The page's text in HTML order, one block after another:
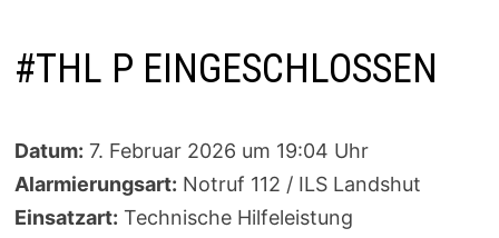
#THL P EINGESCHLOSSEN
Datum: 7. Februar 2026 um 19:04 Uhr
Alarmierungsart: Notruf 112 / ILS Landshut
Einsatzart: Technische Hilfeleistung